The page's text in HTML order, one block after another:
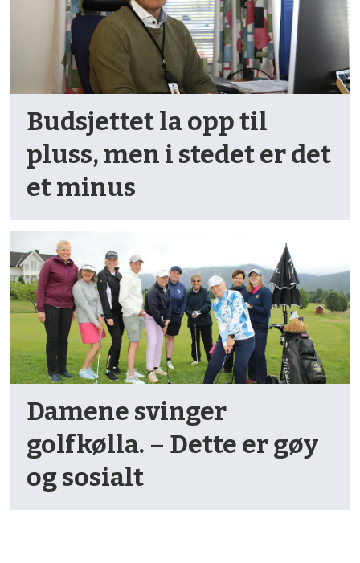
Budsjettet la opp til
pluss, men i stedet er det
et minus
Damene svinger
golfkølla. – Dette er gøy
og sosialt